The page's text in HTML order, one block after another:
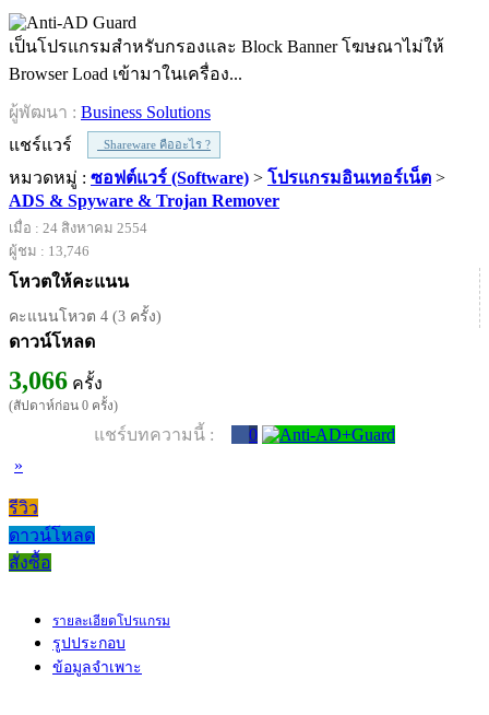
เป็นโปรแกรมสำหรับกรองและ Block Banner โฆษณาไม่ให้
Browser Load เข้ามาในเครื่อง...
ผู้พัฒนา : Business Solutions
แชร์แวร์
Shareware คืออะไร ?
หมวดหมู่ : ซอฟต์แวร์ (Software) > โปรแกรมอินเทอร์เน็ต >
ADS & Spyware & Trojan Remover
เมื่อ : 24 สิงหาคม 2554
ผู้ชม : 13,746
โหวตให้คะแนน
คะแนนโหวต 4 (3 ครั้ง)
ดาวน์โหลด
3,066 ครั้ง
(สัปดาห์ก่อน 0 ครั้ง)
แชร์บทความนี้ :
0
»
รีวิว
ดาวน์โหลด
สั่งซื้อ
รายละเอียดโปรแกรม
รูปประกอบ
ข้อมูลจำเพาะ